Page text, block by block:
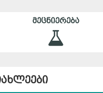
ᲛᲔᲪᲜᲘᲔᲠᲔᲑᲐ